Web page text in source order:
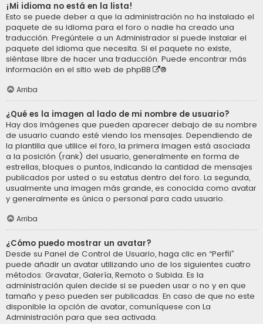
¡Mi idioma no está en la lista!
Esto se puede deber a que la administración no ha instalado el
paquete de su idioma para el foro o nadie ha creado una
traducción. Pregúntele a un Administrador si puede instalar el
paquete del idioma que necesita. Si el paquete no existe,
siéntase libre de hacer una traducción. Puede encontrar más
información en el sitio web de phpBB ®
Arriba
¿Qué es la imagen al lado de mi nombre de usuario?
Hay dos imágenes que pueden aparecer debajo de su nombre
de usuario cuando esté viendo los mensajes. Dependiendo de
la plantilla que utilice el foro, la primera imagen está asociada
a la posición (rank) del usuario, generalmente en forma de
estrellas, bloques o puntos, indicando la cantidad de mensajes
publicados por usted o su estatus dentro del foro. La segunda,
usualmente una imagen más grande, es conocida como avatar
y generalmente es única o personal para cada usuario.
Arriba
¿Cómo puedo mostrar un avatar?
Desde su Panel de Control de Usuario, haga clic en “Perfil”
puede añadir un avatar utilizando uno de los siguientes cuatro
métodos: Gravatar, Galería, Remoto o Subida. Es la
administración quien decide si se pueden usar o no y en que
tamaño y peso pueden ser publicadas. En caso de que no este
disponible la opción de avatar, comuníquese con La
Administración para que sea activada.